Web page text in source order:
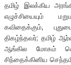
தமிழ் இலக்கிய
எழுச்சியையும்
கவிதைக்கும்,
திகழ்ந்தவர்; தமிழ்
ஆங்கில மோகம்
சிந்தைக்கினிய